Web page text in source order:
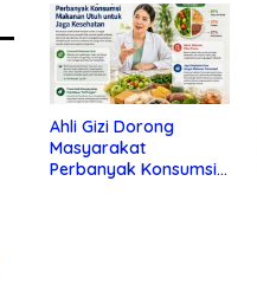
Ahli Gizi Dorong
Masyarakat
Perbanyak Konsumsi